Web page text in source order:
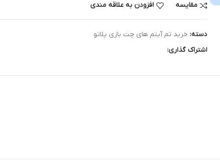
مقایسه افزودن به علاقه مندی
دسته: خرید تم آیتم های چت بازی پلاتو
اشتراک گذاری: